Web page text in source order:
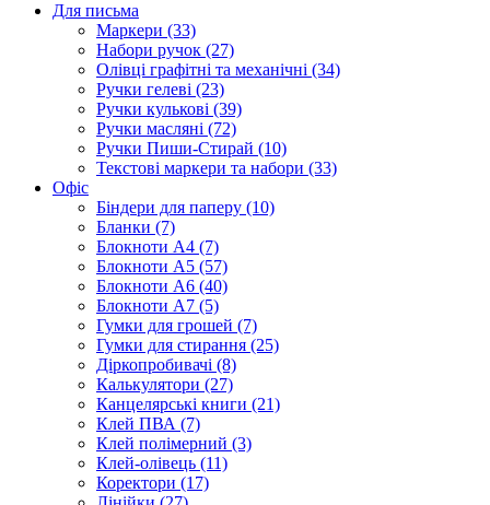
Для письма
Маркери (33)
Набори ручок (27)
Олівці графітні та механічні (34)
Ручки гелеві (23)
Ручки кулькові (39)
Ручки масляні (72)
Ручки Пиши-Стирай (10)
Текстові маркери та набори (33)
Офіс
Біндери для паперу (10)
Бланки (7)
Блокноти А4 (7)
Блокноти А5 (57)
Блокноти А6 (40)
Блокноти А7 (5)
Гумки для грошей (7)
Гумки для стирання (25)
Діркопробивачі (8)
Калькулятори (27)
Канцелярські книги (21)
Клей ПВА (7)
Клей полімерний (3)
Клей-олівець (11)
Коректори (17)